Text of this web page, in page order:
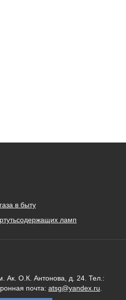
в быту
ламп
Ак. О.К. Антонова, д. 24. Тел.:
почта: atsg@yandex.ru